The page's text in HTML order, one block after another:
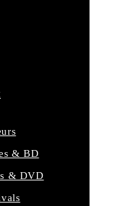
& BD
& DVD